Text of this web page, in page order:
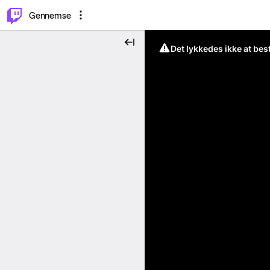
Gennemse
Det lykkedes ikke at